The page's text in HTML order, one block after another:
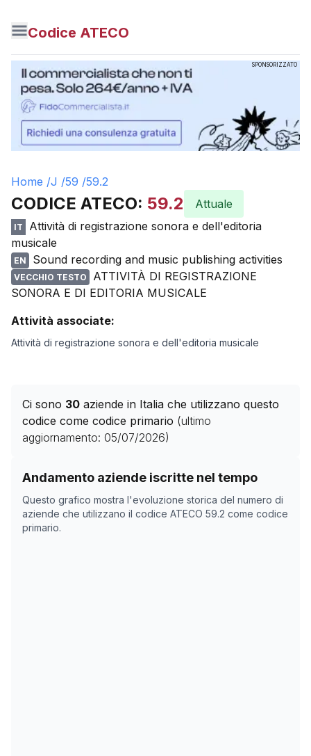
Codice ATECO
SPONSORIZZATO
Home /J /59 /59.2
CODICE ATECO: 59.2 Attuale
IT
Attività di registrazione sonora e dell'editoria
musicale
EN Sound recording and music publishing activities
VECCHIO TESTO
ATTIVITÀ DI REGISTRAZIONE
SONORA E DI EDITORIA MUSICALE
Attività associate:
Attività di registrazione sonora e dell'editoria musicale
Ci sono 30 aziende in Italia che utilizzano questo
codice come codice primario (ultimo
aggiornamento: 05/07/2026)
Andamento aziende iscritte nel tempo
Questo grafico mostra l'evoluzione storica del numero di
aziende che utilizzano il codice ATECO 59.2 come codice
primario.
Storico numero di aziende con codice ATECO
Data rilevazione
22/04/2025
33
09/11/2025